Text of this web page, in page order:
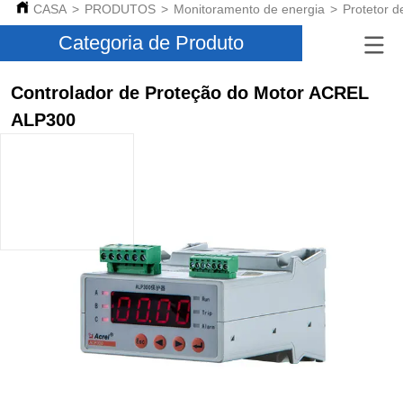
CASA > PRODUTOS > Monitoramento de energia > Protetor
Categoria de Produto
Controlador de Proteção do Motor ACREL
ALP300